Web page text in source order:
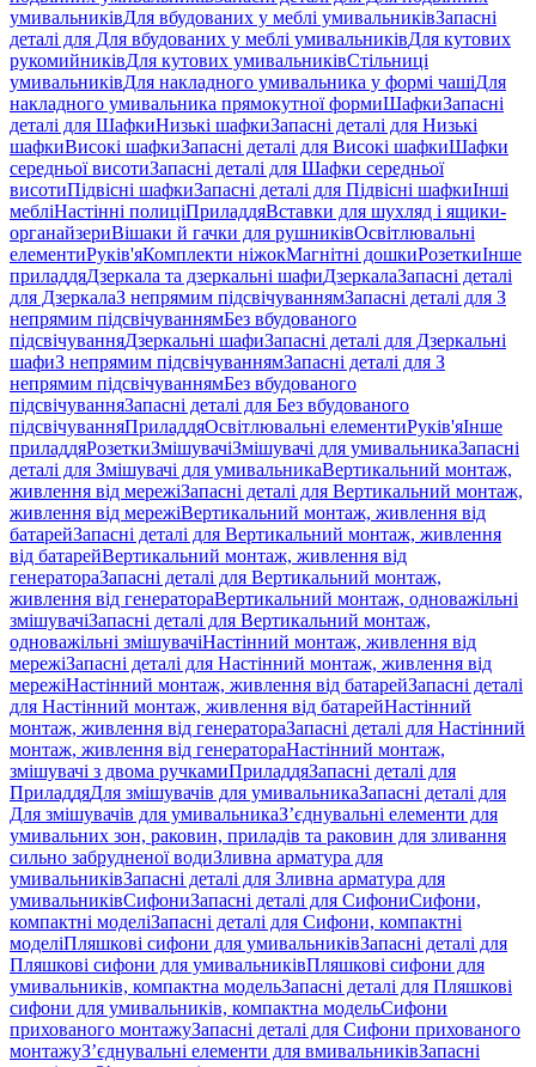
умивальниківДля вбудованих у меблі умивальниківЗапасні
деталі для Для вбудованих у меблі умивальниківДля кутових
рукомийниківДля кутових умивальниківСтільниці
умивальниківДля накладного умивальника у формі чашіДля
накладного умивальника прямокутної формиШафкиЗапасні
деталі для ШафкиНизькі шафкиЗапасні деталі для Низькі
шафкиВисокі шафкиЗапасні деталі для Високі шафкиШафки
середньої висотиЗапасні деталі для Шафки середньої
висотиПідвісні шафкиЗапасні деталі для Підвісні шафкиІнші
мебліНастінні полиціПриладдяВставки для шухляд і ящики-
органайзериВішаки й гачки для рушниківОсвітлювальні
елементиРуків'яКомплекти ніжокМагнітні дошкиРозеткиІнше
приладдяДзеркала та дзеркальні шафиДзеркалаЗапасні деталі
для ДзеркалаЗ непрямим підсвічуваннямЗапасні деталі для З
непрямим підсвічуваннямБез вбудованого
підсвічуванняДзеркальні шафиЗапасні деталі для Дзеркальні
шафиЗ непрямим підсвічуваннямЗапасні деталі для З
непрямим підсвічуваннямБез вбудованого
підсвічуванняЗапасні деталі для Без вбудованого
підсвічуванняПриладдяОсвітлювальні елементиРуків'яІнше
приладдяРозеткиЗмішувачіЗмішувачі для умивальникаЗапасні
деталі для Змішувачі для умивальникаВертикальний монтаж,
живлення від мережіЗапасні деталі для Вертикальний монтаж,
живлення від мережіВертикальний монтаж, живлення від
батарейЗапасні деталі для Вертикальний монтаж, живлення
від батарейВертикальний монтаж, живлення від
генератораЗапасні деталі для Вертикальний монтаж,
живлення від генератораВертикальний монтаж, одноважільні
змішувачіЗапасні деталі для Вертикальний монтаж,
одноважільні змішувачіНастінний монтаж, живлення від
мережіЗапасні деталі для Настінний монтаж, живлення від
мережіНастінний монтаж, живлення від батарейЗапасні деталі
для Настінний монтаж, живлення від батарейНастінний
монтаж, живлення від генератораЗапасні деталі для Настінний
монтаж, живлення від генератораНастінний монтаж,
змішувачі з двома ручкамиПриладдяЗапасні деталі для
ПриладдяДля змішувачів для умивальникаЗапасні деталі для
Для змішувачів для умивальникаЗ’єднувальні елементи для
умивальних зон, раковин, приладів та раковин для зливання
сильно забрудненої водиЗливна арматура для
умивальниківЗапасні деталі для Зливна арматура для
умивальниківСифониЗапасні деталі для СифониСифони,
компактні моделіЗапасні деталі для Сифони, компактні
моделіПляшкові сифони для умивальниківЗапасні деталі для
Пляшкові сифони для умивальниківПляшкові сифони для
умивальників, компактна модельЗапасні деталі для Пляшкові
сифони для умивальників, компактна модельСифони
прихованого монтажуЗапасні деталі для Сифони прихованого
монтажуЗ’єднувальні елементи для вмивальниківЗапасні